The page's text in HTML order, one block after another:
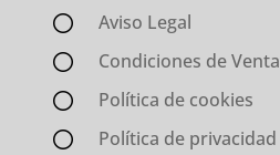
Aviso Legal
Condiciones de Venta
Política de cookies
Política de privacidad